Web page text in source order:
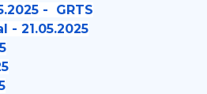
- GRTS
- 21.05.2025